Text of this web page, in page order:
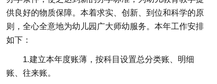
供良好的物质保障。本着求实、创新、到位和科学的原
则，全心全意地为幼儿园广大师幼服务。本年工作安排
如下：
1.建立本年度账薄，按科目设置总分类账、明细
账、往来账。